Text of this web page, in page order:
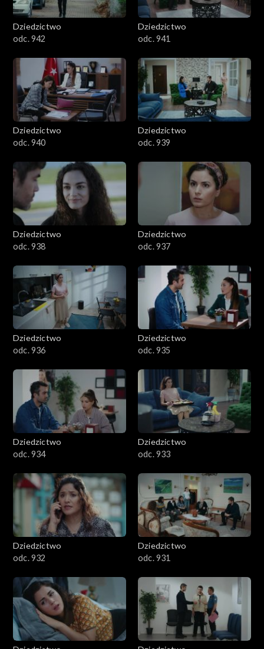
Dziedzictwo
odc. 942
Dziedzictwo
odc. 941
Dziedzictwo
odc. 940
Dziedzictwo
odc. 939
Dziedzictwo
odc. 938
Dziedzictwo
odc. 937
Dziedzictwo
odc. 936
Dziedzictwo
odc. 935
Dziedzictwo
odc. 934
Dziedzictwo
odc. 933
Dziedzictwo
odc. 932
Dziedzictwo
odc. 931